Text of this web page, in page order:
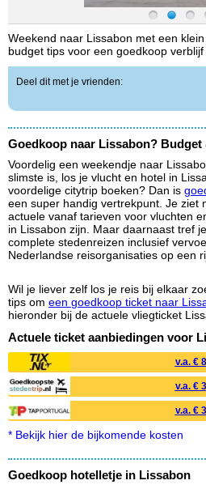
Weekend naar Lissabon met een
budget tips voor een goedkoop
Deel dit met je vrienden:
Goedkoop naar Lissabon? Budget
Voordelig een weekendje naar
slimste is, los je vlucht en hotel in
voordelige citytrip boeken? Dan is
een super handig vertrekpunt. Je ziet
actuele vanaf tarieven voor vluchten
in Lissabon zijn. Maar daarnaast tref
complete stedenreizen inclusief
Nederlandse reisorganisaties op een
Wil je liever zelf los je reis bij elkaar
tips om een goedkoop ticket naar
hieronder bij de actuele vliegticket
Actuele ticket aanbiedingen voor
v.a. €
v.a. €
v.a. €
* Bekijk hier de bijkomende kosten
Goedkoop hotelletje in Lissabon